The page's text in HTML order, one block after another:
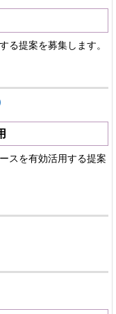
る提案を募集します。
スを有効活用する提案